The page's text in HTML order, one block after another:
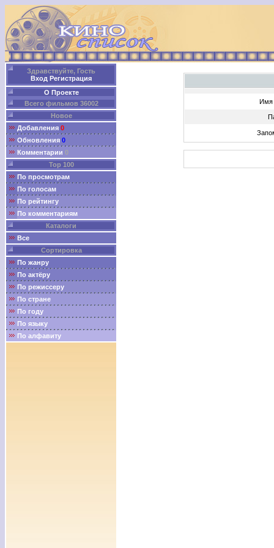
Здравствуйте, Гость
Вход Регистрация
О Проекте
Всего фильмов 36002
Новое
Добавления 0
Обновления 0
Комментарии 0
Top 100
По просмотрам
По голосам
По рейтингу
По комментариям
Каталоги
Все
Сортировка
По жанру
По актёру
По режиссеру
По стране
По году
По языку
По алфавиту
Имя